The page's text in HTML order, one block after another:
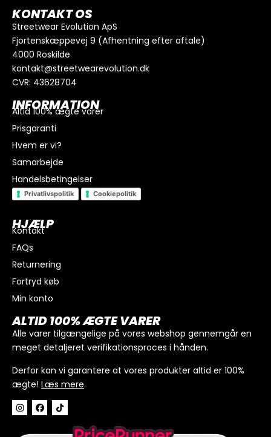
I alt
Køb for300kr. mere for gratis fragt
KONTAKT OS
Streetwear Evolution ApS
Fjortenskæppevej 9 (Afhentning efter aftale)
4000 Roskilde
kontakt@streetwearevolution.dk
CVR: 43628704
INFORMATION
Altid 100% ægte varer
Prisgaranti
Hvem er vi?
Samarbejde
Handelsbetingelser
Privatlivspolitik Cookiepolitik
HJÆLP
Kontakt
FAQs
Returnering
Fortryd køb
Min konto
ALTID 100% ÆGTE VARER
Alle varer tilgængelige på vores webshop gennemgår en
meget detaljeret verifikationsproces i hånden.
Derfor kan vi garantere at vores produkter altid er 100%
ægte! Læs mere.